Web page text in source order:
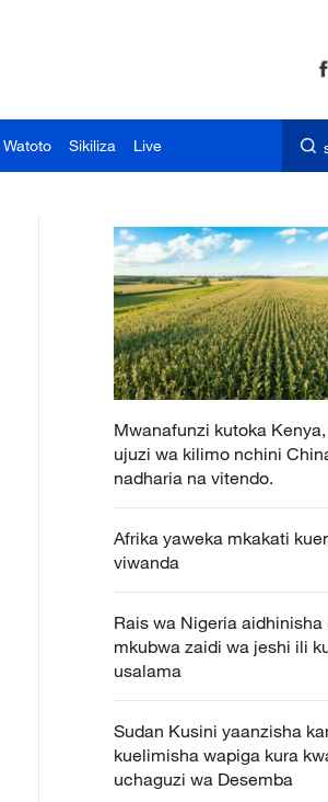
Sikiliza Live
Mwanafunzi kutoka
ujuzi wa kilimo nchini
nadharia na vitendo.
Afrika yaweka mkakati
viwanda
Rais wa Nigeria aidhinisha
mkubwa zaidi wa jeshi ili
usalama
Sudan Kusini yaanzisha
kuelimisha wapiga kura
uchaguzi wa Desemba